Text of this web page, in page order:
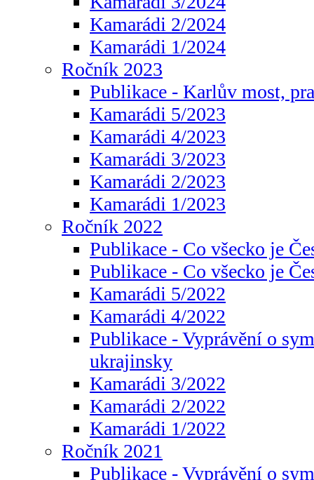
Kamarádi 2/2024
Kamarádi 1/2024
Ročník 2023
Publikace - Karlův most,
Kamarádi 5/2023
Kamarádi 4/2023
Kamarádi 3/2023
Kamarádi 2/2023
Kamarádi 1/2023
Ročník 2022
Publikace - Co všecko je
Publikace - Co všecko je
Kamarádi 5/2022
Kamarádi 4/2022
Publikace - Vyprávění o
ukrajinsky
Kamarádi 3/2022
Kamarádi 2/2022
Kamarádi 1/2022
Ročník 2021
Publikace - Vyprávění o